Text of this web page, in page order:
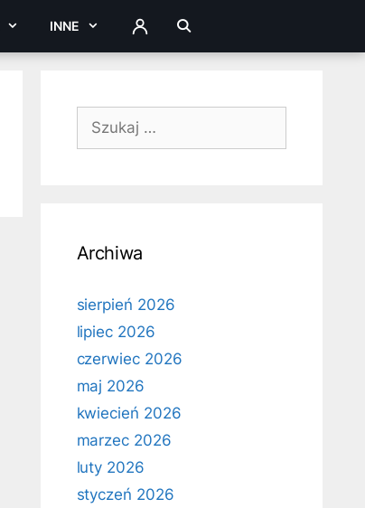
INNE ZALOGUJ
Szukaj:
Archiwa
sierpień 2026
lipiec 2026
czerwiec 2026
maj 2026
kwiecień 2026
marzec 2026
luty 2026
styczeń 2026